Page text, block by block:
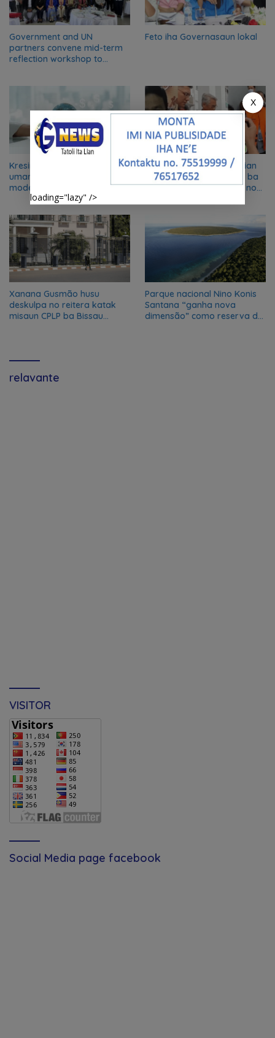
Government and UN
partners convene mid-term
reflection workshop to
Feto iha Governasaun lokal
Kresimentu kapasidade
umanu importante ekonomia
modernu no futuru
Lista Rejente Kuansing nian
ne’ebé hetan akuzasaun ba
korrupsaun, inklui Aman no
Xanana Gusmão husu
deskulpa no reitera katak
misaun CPLP ba Bissau
Parque nacional Nino Konis
Santana “ganha nova
dimensão” como reserva da
relavante
VISITOR
Social Media page facebook
X
loading="lazy" />